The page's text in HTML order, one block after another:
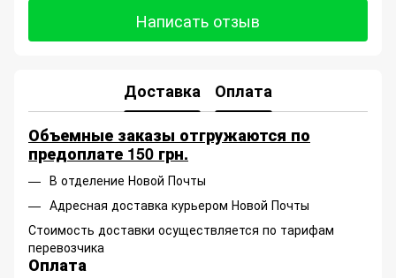
Написать отзыв
Доставка
Оплата
Объемные заказы отгружаются по
предоплате 150 грн.
В отделение Новой Почты
Адресная доставка курьером Новой Почты
Стоимость доставки осуществляется по тарифам
перевозчика
Оплата